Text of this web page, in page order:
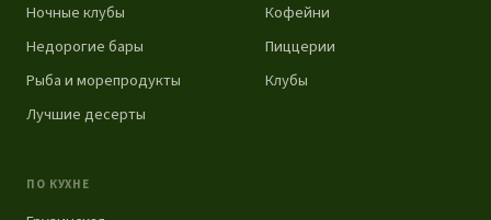
Ночные клубы
Недорогие бары
Рыба и морепродукты
Лучшие десерты
Кофейни
Пиццерии
Клубы
ПО КУХНЕ